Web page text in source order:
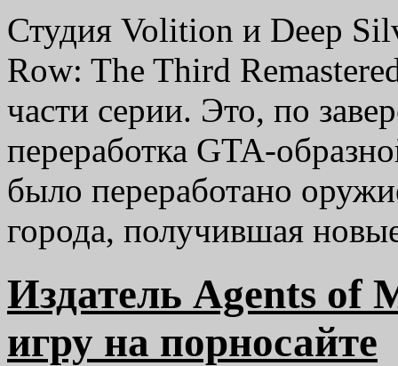
Студия Volition и Deep
Row: The Third
части серии. Это, по
переработка GTA-
было переработано
города, получившая
Издатель Agents of
игру на порносайте